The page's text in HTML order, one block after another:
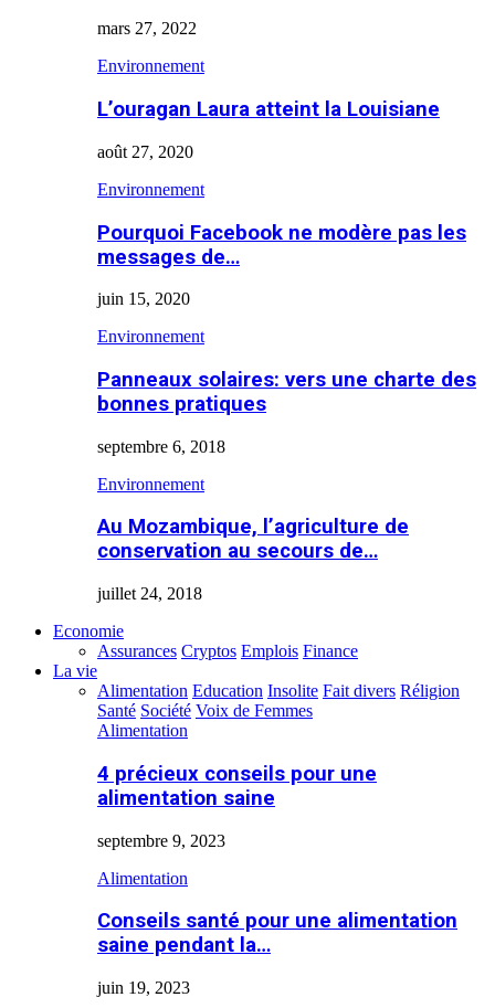
mars 27, 2022
Environnement
L’ouragan Laura atteint la Louisiane
août 27, 2020
Environnement
Pourquoi Facebook ne modère pas les
messages de…
juin 15, 2020
Environnement
Panneaux solaires: vers une charte des
bonnes pratiques
septembre 6, 2018
Environnement
Au Mozambique, l’agriculture de
conservation au secours de…
juillet 24, 2018
Economie
Assurances Cryptos Emplois Finance
La vie
Alimentation Education Insolite Fait divers Réligion
Santé Société Voix de Femmes
Alimentation
4 précieux conseils pour une
alimentation saine
septembre 9, 2023
Alimentation
Conseils santé pour une alimentation
saine pendant la…
juin 19, 2023